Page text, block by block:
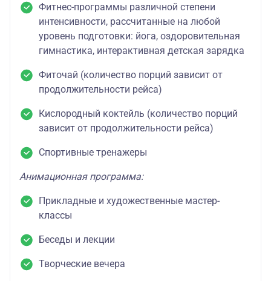
Фитнес-программы различной степени
интенсивности, рассчитанные на любой
уровень подготовки: йога, оздоровительная
гимнастика, интерактивная детская зарядка
Фиточай (количество порций зависит от
продолжительности рейса)
Кислородный коктейль (количество порций
зависит от продолжительности рейса)
Спортивные тренажеры
Анимационная программа:
Прикладные и художественные мастер-
классы
Беседы и лекции
Творческие вечера